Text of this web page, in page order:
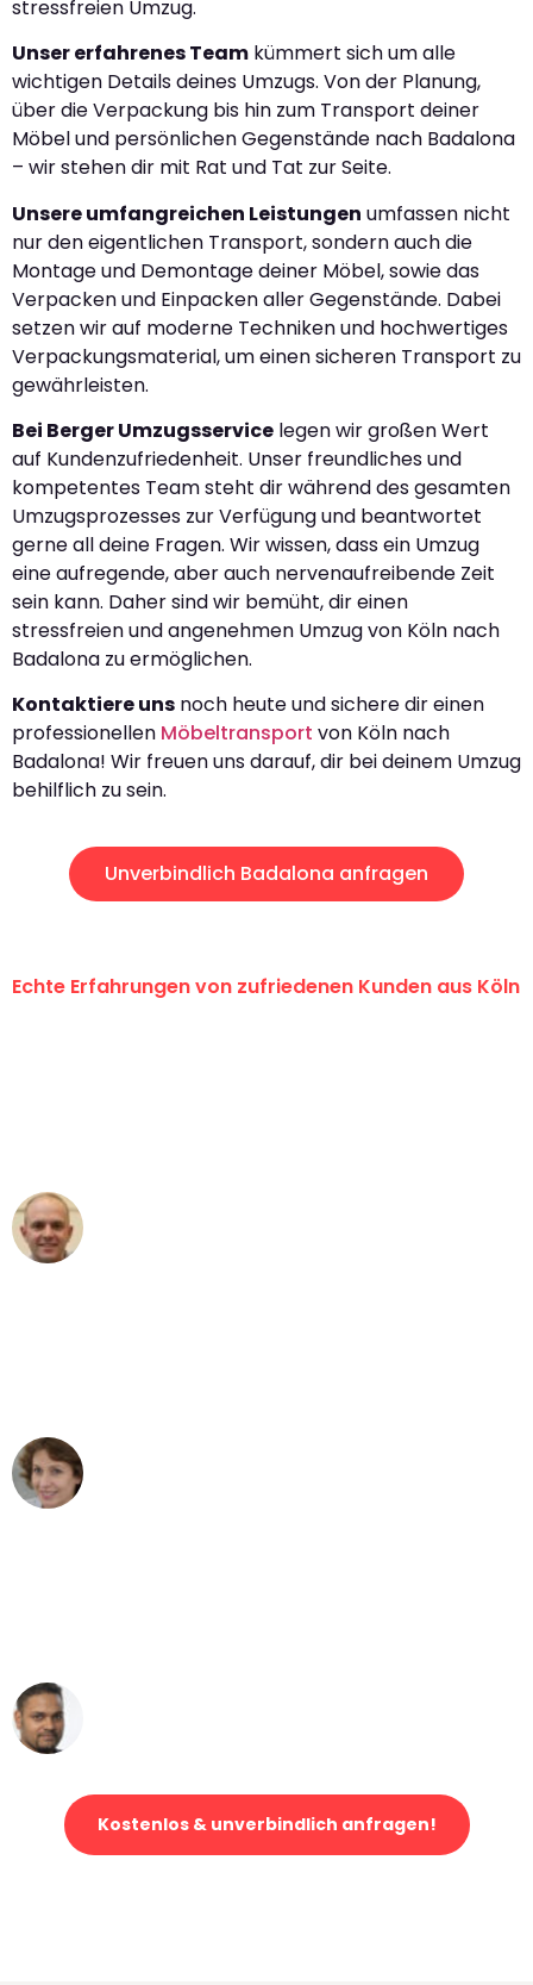
stressfreien Umzug.
Unser erfahrenes Team kümmert sich um alle
wichtigen Details deines Umzugs. Von der Planung,
über die Verpackung bis hin zum Transport deiner
Möbel und persönlichen Gegenstände nach Badalona
– wir stehen dir mit Rat und Tat zur Seite.
Unsere umfangreichen Leistungen umfassen nicht
nur den eigentlichen Transport, sondern auch die
Montage und Demontage deiner Möbel, sowie das
Verpacken und Einpacken aller Gegenstände. Dabei
setzen wir auf moderne Techniken und hochwertiges
Verpackungsmaterial, um einen sicheren Transport zu
gewährleisten.
Bei Berger Umzugsservice legen wir großen Wert
auf Kundenzufriedenheit. Unser freundliches und
kompetentes Team steht dir während des gesamten
Umzugsprozesses zur Verfügung und beantwortet
gerne all deine Fragen. Wir wissen, dass ein Umzug
eine aufregende, aber auch nervenaufreibende Zeit
sein kann. Daher sind wir bemüht, dir einen
stressfreien und angenehmen Umzug von Köln nach
Badalona zu ermöglichen.
Kontaktiere uns noch heute und sichere dir einen
professionellen Möbeltransport von Köln nach
Badalona! Wir freuen uns darauf, dir bei deinem Umzug
behilflich zu sein.
Unverbindlich Badalona anfragen
Echte Erfahrungen von zufriedenen Kunden aus Köln
Kostenlos & unverbindlich anfragen!